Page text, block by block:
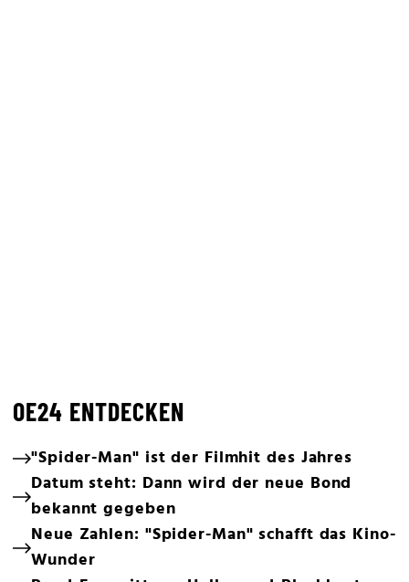
OE24 ENTDECKEN
"Spider-Man" ist der Filmhit des Jahres
Datum steht: Dann wird der neue Bond
bekannt gegeben
Neue Zahlen: "Spider-Man" schafft das Kino-
Wunder